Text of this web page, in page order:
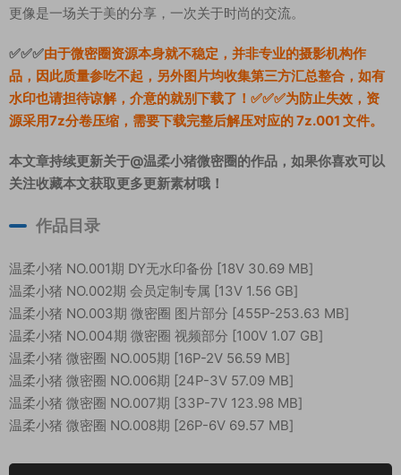
更像是一场关于美的分享，一次关于时尚的交流。
✅✅✅由于微密圈资源本身就不稳定，并非专业的摄影机构作
品，因此质量参吃不起，另外图片均收集第三方汇总整合，如有
水印也请担待谅解，介意的就别下载了！✅✅✅为防止失效，资
源采用7z分卷压缩，需要下载完整后解压对应的 7z.001 文件。
本文章持续更新关于@温柔小猪微密圈的作品，如果你喜欢可以
关注收藏本文获取更多更新素材哦！
作品目录
温柔小猪 NO.001期 DY无水印备份 [18V 30.69 MB]
温柔小猪 NO.002期 会员定制专属 [13V 1.56 GB]
温柔小猪 NO.003期 微密圈 图片部分 [455P-253.63 MB]
温柔小猪 NO.004期 微密圈 视频部分 [100V 1.07 GB]
温柔小猪 微密圈 NO.005期 [16P-2V 56.59 MB]
温柔小猪 微密圈 NO.006期 [24P-3V 57.09 MB]
温柔小猪 微密圈 NO.007期 [33P-7V 123.98 MB]
温柔小猪 微密圈 NO.008期 [26P-6V 69.57 MB]